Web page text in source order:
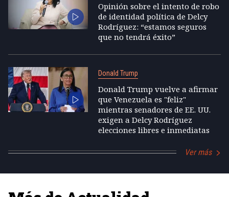
Opinión sobre el intento de robo
de identidad política de Delcy
Rodríguez: “estamos seguros
que no tendrá éxito”
Donald Trump
Donald Trump vuelve a afirmar
que Venezuela es "feliz"
mientras senadores de EE. UU.
exigen a Delcy Rodríguez
elecciones libres e inmediatas
Ver más